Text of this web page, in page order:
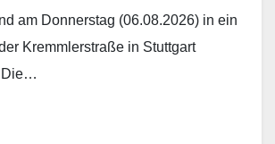
am Donnerstag (06.08.2026) in ein
Kremmlerstraße in Stuttgart
Die…